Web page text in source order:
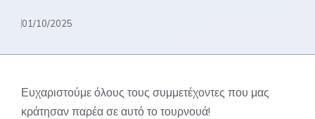
01/10/2025
Ευχαριστούμε όλους τους συμμετέχοντες που μας
κράτησαν παρέα σε αυτό το τουρνουά!